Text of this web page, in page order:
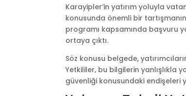
Karayipler’in yatırım yoluyla
konusunda önemli bir
programı kapsamında başvuru
ortaya çıktı.
Söz konusu belgede,
Yetkililer, bu bilgilerin yanlışlıkla
güvenliği konusundaki endişeleri